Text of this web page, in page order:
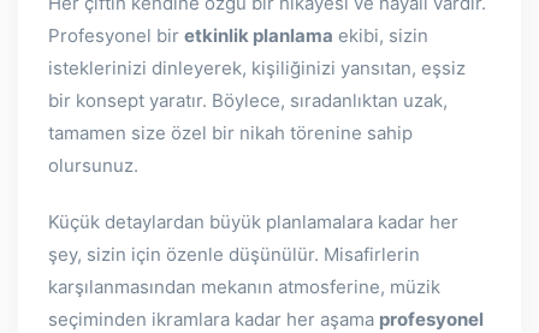
Profesyonel bir etkinlik planlama ekibi, sizin
isteklerinizi dinleyerek, kişiliğinizi yansıtan, eşsiz
bir konsept yaratır. Böylece, sıradanlıktan uzak,
tamamen size özel bir nikah törenine sahip
olursunuz.
Küçük detaylardan büyük planlamalara kadar her
şey, sizin için özenle düşünülür. Misafirlerin
karşılanmasından mekanın atmosferine, müzik
seçiminden ikramlara kadar her aşama profesyonel